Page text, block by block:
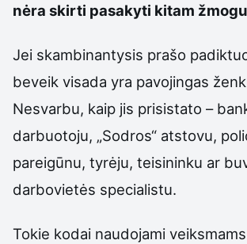
nėra skirti pasakyti kitam
Jei skambinantysis prašo
beveik visada yra pavojingas
Nesvarbu, kaip jis prisistato –
darbuotoju, „Sodros“ atstovu,
pareigūnu, tyrėju, teisininku ar
darbovietės specialistu.
Tokie kodai naudojami